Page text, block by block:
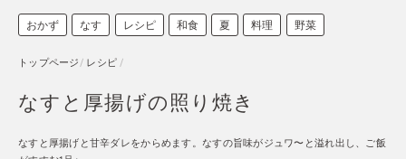
おかず なす レシピ 和食 夏 料理 野菜
トップページ / レシピ /
なすと厚揚げの照り焼き
なすと厚揚げと甘辛ダレをからめます。なすの旨味がジュワ〜と溢れ出し、ご飯